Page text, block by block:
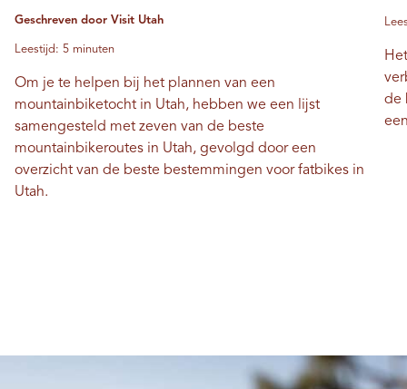
Geschreven door Visit Utah
Leestijd: 5 minuten
Om je te helpen bij het plannen van een
mountainbiketocht in Utah, hebben we een lijst
samengesteld met zeven van de beste
mountainbikeroutes in Utah, gevolgd door een
overzicht van de beste bestemmingen voor fatbikes in
Utah.
de